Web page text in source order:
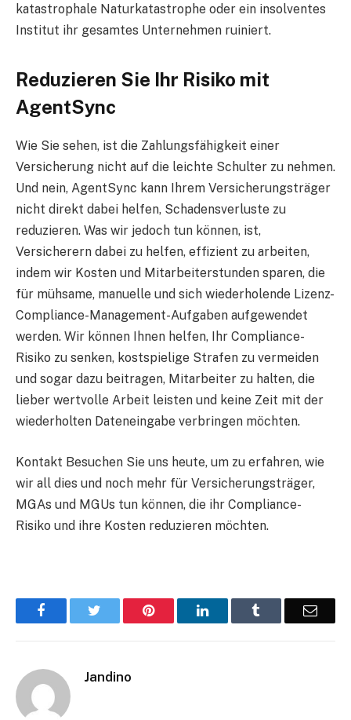
katastrophale Naturkatastrophe oder ein insolventes
Institut ihr gesamtes Unternehmen ruiniert.
Reduzieren Sie Ihr Risiko mit
AgentSync
Wie Sie sehen, ist die Zahlungsfähigkeit einer
Versicherung nicht auf die leichte Schulter zu nehmen.
Und nein, AgentSync kann Ihrem Versicherungsträger
nicht direkt dabei helfen, Schadensverluste zu
reduzieren. Was wir jedoch tun können, ist,
Versicherern dabei zu helfen, effizient zu arbeiten,
indem wir Kosten und Mitarbeiterstunden sparen, die
für mühsame, manuelle und sich wiederholende Lizenz-
Compliance-Management-Aufgaben aufgewendet
werden. Wir können Ihnen helfen, Ihr Compliance-
Risiko zu senken, kostspielige Strafen zu vermeiden
und sogar dazu beitragen, Mitarbeiter zu halten, die
lieber wertvolle Arbeit leisten und keine Zeit mit der
wiederholten Dateneingabe verbringen möchten.
Kontakt Besuchen Sie uns heute, um zu erfahren, wie
wir all dies und noch mehr für Versicherungsträger,
MGAs und MGUs tun können, die ihr Compliance-
Risiko und ihre Kosten reduzieren möchten.
Facebook Pinterest LinkedIn Email
Jandino